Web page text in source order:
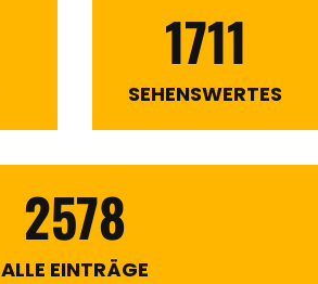
1711
SEHENSWERTES
2578
ALLE EINTRÄGE